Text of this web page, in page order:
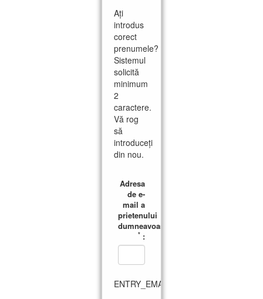
Ați
introdus
corect
prenumele?
Sistemul
solicită
minimum
2
caractere.
Vă rog
să
introduceți
din nou.
Adresa
de e-
mail a
prietenului
dumneavoastră
* :
ENTRY_EMAIL_ERROR